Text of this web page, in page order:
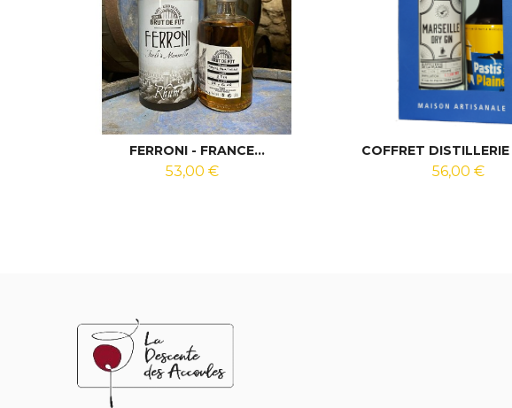
FERRONI - FRANCE...
53,00 €
COFFRET
56,00 €